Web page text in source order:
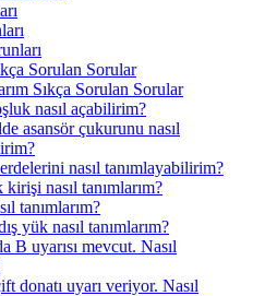
Sorulan Sorular
Sıkça Sorulan Sorular
nasıl açabilirim?
asansör çukurunu nasıl
nasıl tanımlayabilirim?
kirişi nasıl tanımlarım?
tanımlarım?
yük nasıl tanımlarım?
B uyarısı mevcut. Nasıl
donatı uyarı veriyor. Nasıl